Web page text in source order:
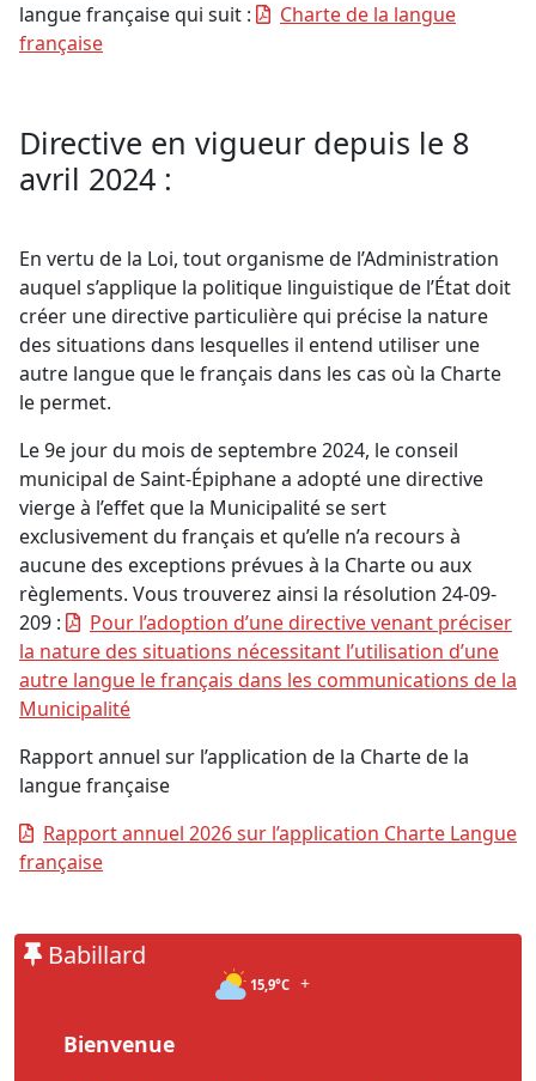
langue française qui suit :
Charte de la langue
française
Directive en vigueur depuis le 8
avril 2024 :
En vertu de la Loi, tout organisme de l’Administration
auquel s’applique la politique linguistique de l’État doit
créer une directive particulière qui précise la nature
des situations dans lesquelles il entend utiliser une
autre langue que le français dans les cas où la Charte
le permet.
Le 9e jour du mois de septembre 2024, le conseil
municipal de Saint-Épiphane a adopté une directive
vierge à l’effet que la Municipalité se sert
exclusivement du français et qu’elle n’a recours à
aucune des exceptions prévues à la Charte ou aux
règlements. Vous trouverez ainsi la résolution 24-09-
209 :
Pour l’adoption d’une directive venant préciser
la nature des situations nécessitant l’utilisation d’une
autre langue le français dans les communications de la
Municipalité
Rapport annuel sur l’application de la Charte de la
langue française
Rapport annuel 2026 sur l’application Charte Langue
française
Babillard
15,9°C +
Bienvenue